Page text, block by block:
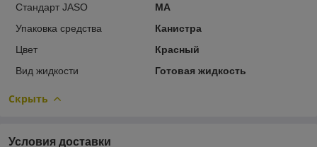
Стандарт JASO
MA
Упаковка средства
Канистра
Цвет
Красный
Вид жидкости
Готовая жидкость
Скрыть
Условия доставки